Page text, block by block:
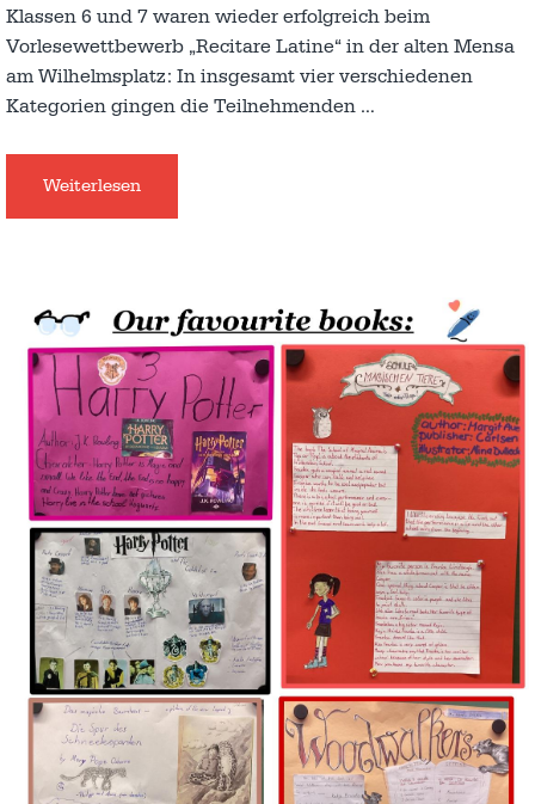
Klassen 6 und 7 waren wieder erfolgreich beim
Vorlesewettbewerb „Recitare Latine“ in der alten Mensa
am Wilhelmsplatz: In insgesamt vier verschiedenen
Kategorien gingen die Teilnehmenden …
Weiterlesen